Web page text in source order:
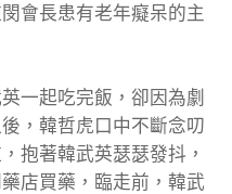
會長患有老年癡呆的主
一起吃完飯，卻因為劇
，韓哲虎口中不斷念叨
抱著韓武英瑟瑟發抖，
店買藥，臨走前，韓武